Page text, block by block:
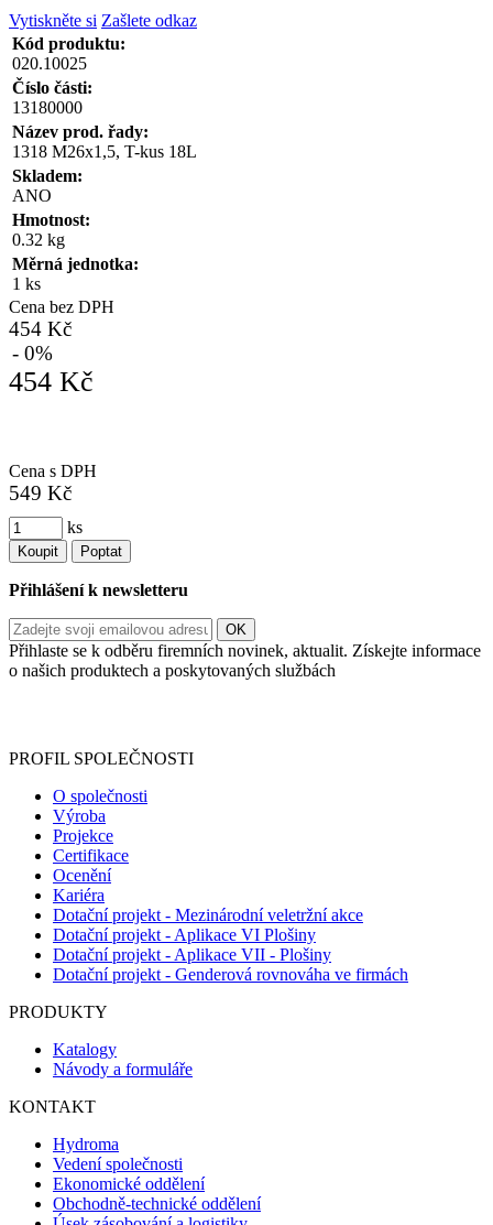
Vytiskněte si Zašlete odkaz
Kód produktu:
020.10025
Číslo části:
13180000
Název prod. řady:
1318 M26x1,5, T-kus 18L
Skladem:
ANO
Hmotnost:
0.32 kg
Měrná jednotka:
1 ks
Cena bez DPH
454 Kč
- 0%
454 Kč
Cena s DPH
549 Kč
ks
Koupit Poptat
Přihlášení k newsletteru
Přihlaste se k odběru firemních novinek, aktualit. Získejte informace
o našich produktech a poskytovaných službách
PROFIL SPOLEČNOSTI
O společnosti
Výroba
Projekce
Certifikace
Ocenění
Kariéra
Dotační projekt - Mezinárodní veletržní akce
Dotační projekt - Aplikace VI Plošiny
Dotační projekt - Aplikace VII - Plošiny
Dotační projekt - Genderová rovnováha ve firmách
PRODUKTY
Katalogy
Návody a formuláře
KONTAKT
Hydroma
Vedení společnosti
Ekonomické oddělení
Obchodně-technické oddělení